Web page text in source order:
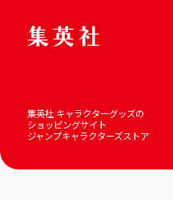
集英社 キャラクターグッズの
ショッピングサイト
ジャンプキャラクターズストア